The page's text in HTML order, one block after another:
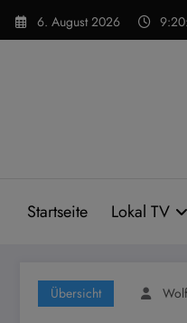
Zum
Inhalt
6. August 2026
Startseite Lokal TV
Übersicht